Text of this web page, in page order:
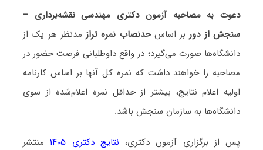
دعوت به مصاحبه آزمون دکتری مهندسی نقشه‌برداری –
سنجش از دوربر اساسحدنصاب نمره ترازمدنظر هر یک از
دانشگاه‌ها صورت می‌گیرد؛ در واقع داوطلبانی فرصت حضور در
مصاحبه را خواهند داشت که نمره کل آنها بر اساس کارنامه
اولیه اعلام نتایج، بیشتر از حداقل نمره اعلام‌شده از سوی
دانشگاه‌ها به سازمان سنجش باشد.
پس از برگزاری آزمون دکتری، نتایج دکتری ۱۴۰۵
منتشر